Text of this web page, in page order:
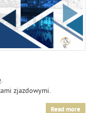
zjazdowymi.
Read more